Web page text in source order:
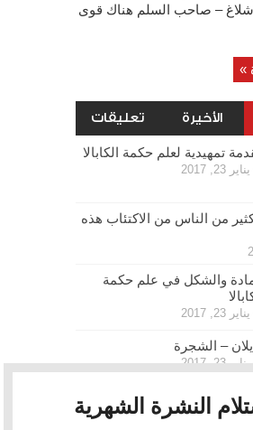
أشلاغ – صاحب السلم هناك قوى
»
الأخيرة تعليقات
تمهيدية لعلم حكمة الكابالا
يناير 23, 2017
من الناس من الاكتئاب هذه
والشكل في علم حكمة
يناير 23, 2017
– الشجرة
يناير 23, 2017